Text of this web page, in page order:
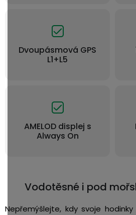
Dvoupásmová GPS
L1+L5
AMELOD displej s
Always On
Vodotěsné i pod
Nepřemýšlejte, kdy svoje